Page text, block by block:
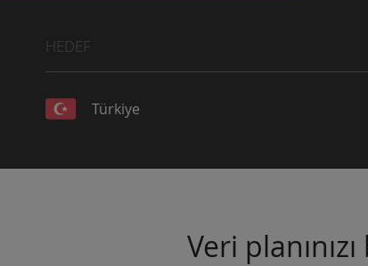
HEDEF
Türkiye
Veri